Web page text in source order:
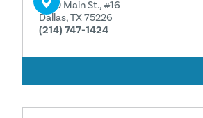
3100 Main St., #16
Dallas, TX 75226
(214) 747-1424